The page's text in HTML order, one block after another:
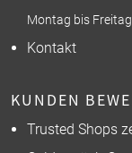
Montag bis
Kontakt
KUNDEN
Trusted Shops